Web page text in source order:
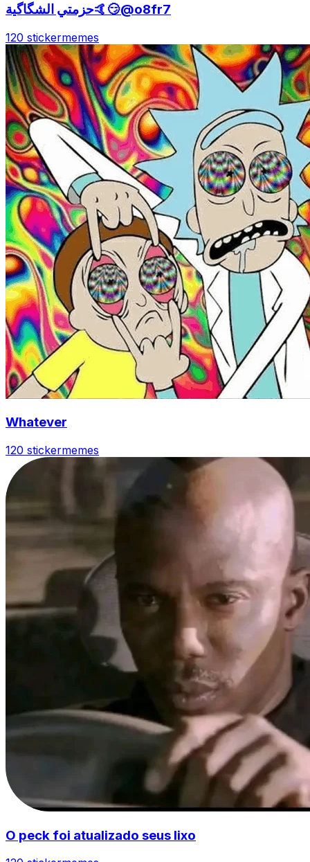
حزمتي الشگاگية🤙😏@o8fr7
120 stickermemes
Whatever
120 stickermemes
O peck foi atualizado seus lixo